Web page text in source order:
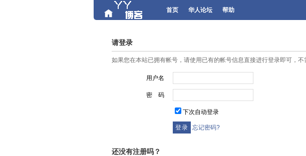
首页 华人论坛 帮助
请登录
如果您在本站已拥有帐号，请使用已有的帐号信息直接进行登录即可，不
用户名
密 码
下次自动登录
忘记密码?
还没有注册吗？